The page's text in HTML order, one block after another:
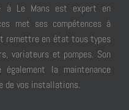
à Le Mans est expert en
met ses compétences à
remettre en état tous types
variateurs et pompes. Son
également la maintenance
de vos installations.